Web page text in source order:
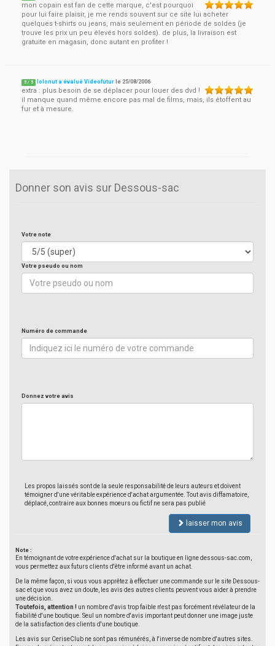
mon copain est fan de cette marque, c'est pourquoi
pour lui faire plaisir, je me rends souvent sur ce site lui acheter
quelques t-shirts ou jeans, mais seulement en période de soldes (je
trouve les prix un peu élevés hors soldes). de plus, la livraison est
gratuite en magasin, donc autant en profiter !
5 / 5 lolonut a évalué Videofutur le 25/08/2006
extra : plus besoin de se déplacer pour louer des dvd !
il manque quand même encore pas mal de films, mais, ils étoffent au
fur et à mesure.
Donner son avis sur Dessous-sac
Votre note
Votre pseudo ou nom
Numéro de commande
Donnez votre avis
Les propos laissés sont de la seule responsabilité de leurs auteurs et doivent
témoigner d'une véritable expérience d'achat argumentée. Tout avis diffamatoire,
déplacé, contraire aux bonnes moeurs ou fictif ne sera pas publié
laisser mon avis
Note :
En témoignant de votre expérience d'achat sur la boutique en ligne dessous-sac.com,
vous permettez aux futurs clients d'être informé avant un achat.
De la même façon, si vous vous apprêtez à effectuer une commande sur le site Dessous-
sac et que vous avez un doute, les avis des autres clients peuvent vous aider à prendre
une décision.
Toutefois, attention ! un nombre d'avis trop faible n'est pas forcément révélateur de la
fiabilité d'une boutique. Seul un nombre d'avis important peut donner une image juste
de la satisfaction des clients d'une boutique.
Les avis sur CeriseClub ne sont pas rémunérés, à l'inverse de nombre d'autres sites.